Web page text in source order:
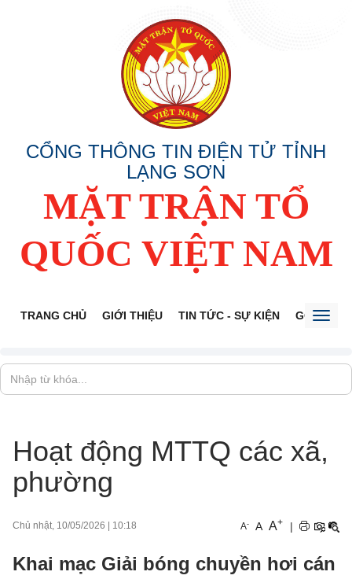
CỔNG THÔNG TIN ĐIỆN TỬ TỈNH
LẠNG SƠN
MẶT TRẬN TỔ
QUỐC VIỆT NAM
TRANG CHỦ GIỚI THIỆU TIN TỨC - SỰ KIỆN GÓP Ý
Hoạt động MTTQ các xã,
phường
Chủ nhật, 10/05/2026 10:18 A- A A+ |
Khai mạc Giải bóng chuyền hơi cán